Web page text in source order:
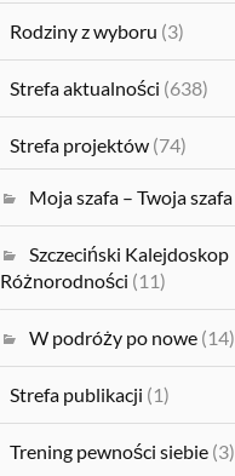
Rodziny z wyboru (3)
Strefa aktualności (638)
Strefa projektów (74)
Moja szafa – Twoja szafa
Szczeciński Kalejdoskop
Różnorodności (11)
W podróży po nowe (14)
Strefa publikacji (1)
Trening pewności siebie (3)